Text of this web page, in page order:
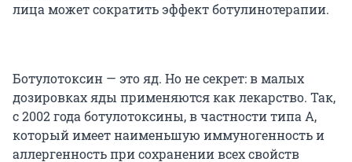
лица может сократить эффект ботулинотерапии.
Ботулотоксин — это яд. Но не секрет: в малых
дозировках яды применяются как лекарство. Так,
с 2002 года ботулотоксины, в частности типа А,
который имеет наименьшую иммуногенность и
аллергенность при сохранении всех свойств